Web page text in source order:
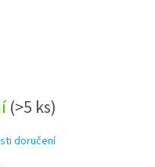
(>5 ks)
doručení